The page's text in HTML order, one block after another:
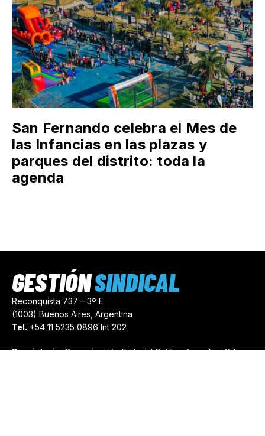
San Fernando celebra el Mes de
las Infancias en las plazas y
parques del distrito: toda la
agenda
Reconquista 737 – 3º E
(1003) Buenos Aires, Argentina
Tel. +54 11 5235 0896 Int 202
Propietario:Comunicación Editorial Gráfica Argentina S.A.
GESTIÓNSINDICAL